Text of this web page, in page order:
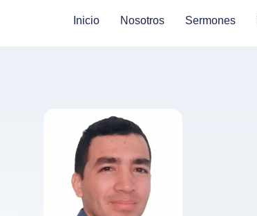
Inicio Nosotros Sermones